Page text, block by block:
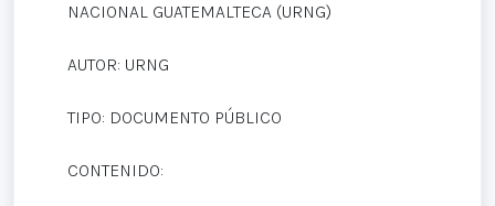
NACIONAL GUATEMALTECA (URNG)
AUTOR: URNG
TIPO: DOCUMENTO PÚBLICO
CONTENIDO: